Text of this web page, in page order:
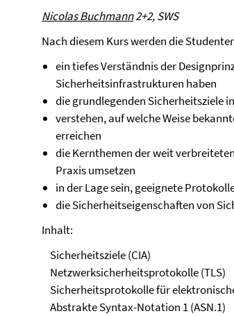
Nicolas Buchmann2+2, SWS
Nach diesem Kurs werden die
ein tiefes Verständnis der
Sicherheitsinfrastrukturen haben
die grundlegenden Sicherheitsziele
verstehen, auf welche Weise
erreichen
die Kernthemen der weit
Praxis umsetzen
in der Lage sein, geeignete
die Sicherheitseigenschaften von
Inhalt:
Sicherheitsziele (CIA)
Netzwerksicherheitsprotokolle (TLS)
Sicherheitsprotokolle für
Abstrakte Syntax-Notation 1 (ASN.1)